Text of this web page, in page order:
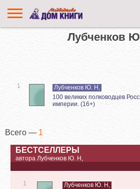
Лубченков
1
Лубченков Ю. Н,
100 великих полководцев
империи. (16+)
Всего — 1
БЕСТСЕЛЛЕРЫ
автора Лубченков Ю. Н,
1
Лубченков Ю. Н,